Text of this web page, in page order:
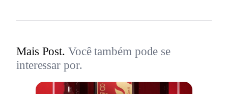
Mais Post. Você também pode se
interessar por.